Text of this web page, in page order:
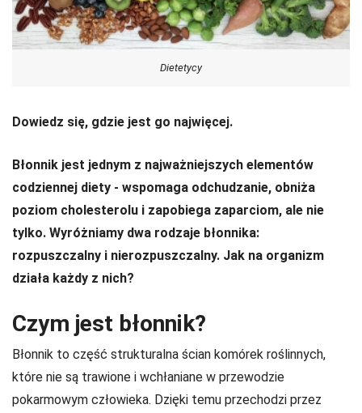
Dietetycy
Dowiedz się, gdzie jest go najwięcej.
Błonnik jest jednym z najważniejszych elementów
codziennej diety - wspomaga odchudzanie, obniża
poziom cholesterolu i zapobiega zaparciom, ale nie
tylko. Wyróżniamy dwa rodzaje błonnika:
rozpuszczalny i nierozpuszczalny. Jak na organizm
działa każdy z nich?
Czym jest błonnik?
Błonnik to część strukturalna ścian komórek roślinnych,
które nie są trawione i wchłaniane w przewodzie
pokarmowym człowieka. Dzięki temu przechodzi przez